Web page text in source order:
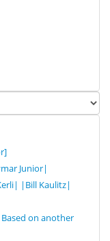
Junior|
|Bill Kaulitz|
on another